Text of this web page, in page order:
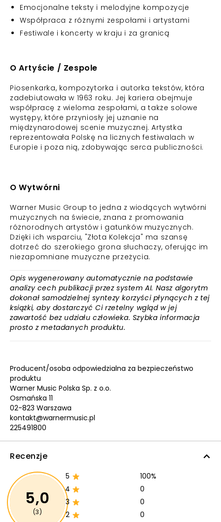
Emocjonalne teksty i melodyjne kompozycje
Współpraca z różnymi zespołami i artystami
Festiwale i koncerty w kraju i za granicą
O Artyście / Zespole
Piosenkarka, kompozytorka i autorka tekstów, która
zadebiutowała w 1963 roku. Jej kariera obejmuje
współpracę z wieloma zespołami, a także solowe
występy, które przyniosły jej uznanie na
międzynarodowej scenie muzycznej. Artystka
reprezentowała Polskę na licznych festiwalach w
Europie i poza nią, zdobywając serca publiczności.
O Wytwórni
Warner Music Group to jedna z wiodących wytwórni
muzycznych na świecie, znana z promowania
różnorodnych artystów i gatunków muzycznych.
Dzięki ich wsparciu, "Złota Kolekcja" ma szansę
dotrzeć do szerokiego grona słuchaczy, oferując im
niezapomniane muzyczne przeżycia.
Opis wygenerowany automatycznie na podstawie
analizy cech publikacji przez system AI. Nasz algorytm
dokonał samodzielnej syntezy korzyści płynących z tej
książki, aby dostarczyć Ci rzetelny wgląd w jej
zawartość bez udziału człowieka. Szybka informacja
prosto z metadanych produktu.
Producent/osoba odpowiedzialna za bezpieczeństwo
produktu
Warner Music Polska Sp. z o.o.
Osmańska 11
02-823 Warszawa
kontakt@warnermusic.pl
225491800
Recenzje
5,0
(3)
5
100%
4
0
3
0
2
0